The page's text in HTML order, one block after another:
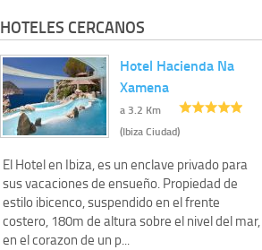
HOTELES CERCANOS
Hotel Hacienda Na
Xamena
a 3.2 Km
(Ibiza Ciudad)
El Hotel en Ibiza, es un enclave privado para
sus vacaciones de ensueño. Propiedad de
estilo ibicenco, suspendido en el frente
costero, 180m de altura sobre el nivel del mar,
en el corazon de un p...